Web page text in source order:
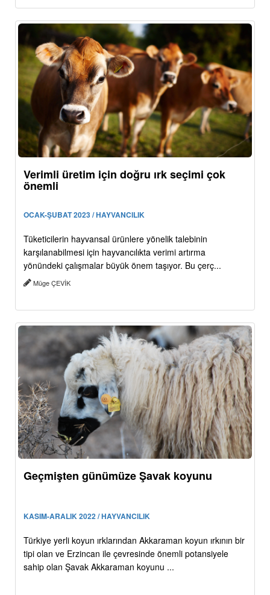
Verimli üretim için doğru ırk seçimi çok
önemli
OCAK-ŞUBAT 2023 / HAYVANCILIK
Tüketicilerin hayvansal ürünlere yönelik talebinin
karşılanabilmesi için hayvancılıkta verimi artırma
yönündeki çalışmalar büyük önem taşıyor. Bu çerç...
Müge ÇEVİK
Geçmişten günümüze Şavak koyunu
KASIM-ARALIK 2022 / HAYVANCILIK
Türkiye yerli koyun ırklarından Akkaraman koyun ırkının bir
tipi olan ve Erzincan ile çevresinde önemli potansiyele
sahip olan Şavak Akkaraman koyunu ...